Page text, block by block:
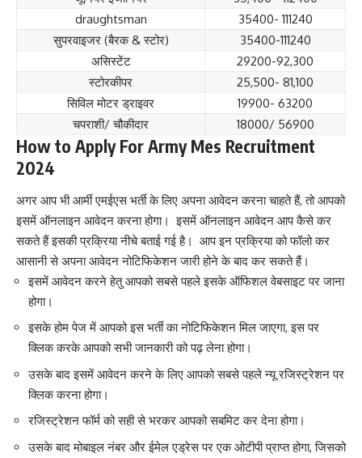
draughtsman
35400- 111240
सुपरवाइजर (बैरक & स्टोर)
35400-111240
असिस्टेंट
29200-92,300
स्टोरकीपर
25,500- 81,100
सिविल मोटर ड्राइवर
19900- 63200
चपराशी/ चौकीदार
18000/ 56900
How to Apply For Army Mes Recruitment
2024
अगर आप भी आर्मी एमईएस भर्ती के लिए अपना आवेदन करना चाहते हैं, तो आपको
इसमें ऑनलाइन आवेदन करना होगा। इसमें ऑनलाइन आवेदन आप कैसे कर
सकते हैं इसकी प्रक्रिया नीचे बताई गई है। आप इन प्रक्रिया को फॉलो कर
आसानी से अपना आवेदन नोटिफिकेशन जारी होने के बाद कर सकते हैं।
इसमें आवेदन करने हेतु आपको सबसे पहले इसके ऑफिशल वेबसाइट पर जाना
होगा।
इसके होम पेज में आपको इस भर्ती का नोटिफिकेशन मिल जाएगा, इस पर
क्लिक करके आपको सभी जानकारी को पढ़ लेना होगा।
उसके बाद इसमें आवेदन करने के लिए आपको सबसे पहले न्यू रजिस्ट्रेशन पर
क्लिक करना होगा।
रजिस्ट्रेशन फॉर्म को सही से भरकर आपको सबमिट कर देना होगा।
उसके बाद मोबाइल नंबर और ईमेल एड्रेस पर एक ओटीपी प्राप्त होगा, जिसको